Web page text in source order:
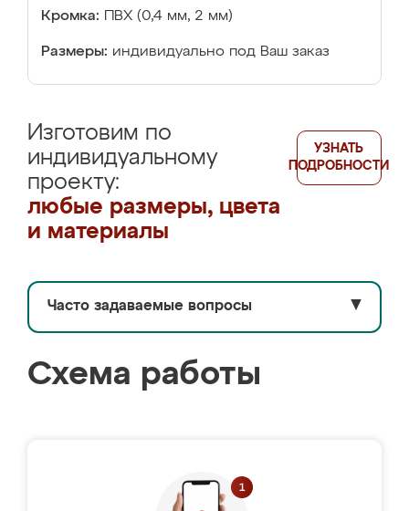
Кромка: ПВХ (0,4 мм, 2 мм)
Размеры: индивидуально под Ваш заказ
Изготовим по
индивидуальному
проекту:
любые размеры, цвета
и материалы
УЗНАТЬ
ПОДРОБНОСТИ
Часто задаваемые вопросы ▼
Схема работы